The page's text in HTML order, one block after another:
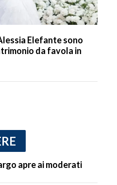
Elefante sono
da favola in
apre ai moderati